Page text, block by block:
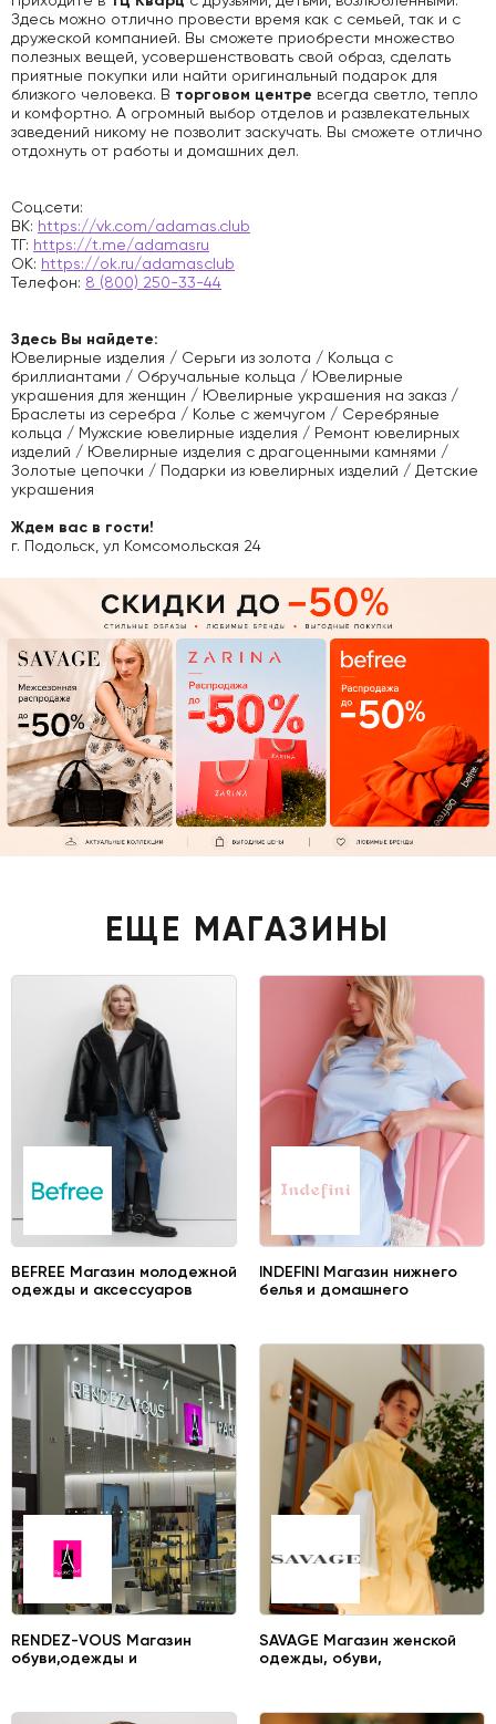
Здесь можно отлично провести время как с семьей, так и с
дружеской компанией. Вы сможете приобрести множество
полезных вещей, усовершенствовать свой образ, сделать
приятные покупки или найти оригинальный подарок для
близкого человека. В торговом центре всегда светло, тепло
и комфортно. А огромный выбор отделов и развлекательных
заведений никому не позволит заскучать. Вы сможете отлично
отдохнуть от работы и домашних дел.
Соц.сети:
ВК: https://vk.com/adamas.club
ТГ: https://t.me/adamasru
ОК: https://ok.ru/adamasclub
Телефон: 8 (800) 250-33-44
Здесь Вы найдете:
Ювелирные изделия / Серьги из золота / Кольца с
бриллиантами / Обручальные кольца / Ювелирные
украшения для женщин / Ювелирные украшения на заказ /
Браслеты из серебра / Колье с жемчугом / Серебряные
кольца / Мужские ювелирные изделия / Ремонт ювелирных
изделий / Ювелирные изделия с драгоценными камнями /
Золотые цепочки / Подарки из ювелирных изделий / Детские
украшения
Ждем вас в гости!
г. Подольск, ул Комсомольская 24
ЕЩЕ МАГАЗИНЫ
BEFREE Магазин молодежной
одежды и аксессуаров
INDEFINI Магазин нижнего
белья и домашнего
RENDEZ-VOUS Магазин
обуви,одежды и
SAVAGE Магазин женской
одежды, обуви,